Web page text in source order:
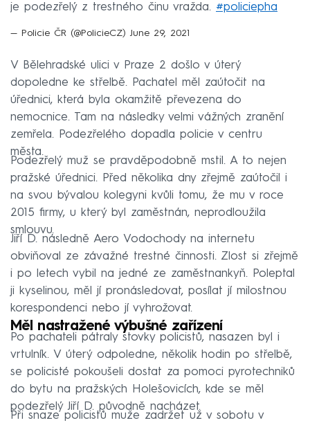
je podezřelý z trestného činu vražda. #policiepha
— Policie ČR (@PolicieCZ) June 29, 2021
V Bělehradské ulici v Praze 2 došlo v úterý
dopoledne ke střelbě. Pachatel měl zaútočit na
úřednici, která byla okamžitě převezena do
nemocnice. Tam na následky velmi vážných zranění
zemřela. Podezřelého dopadla policie v centru
města.
Podezřelý muž se pravděpodobně mstil. A to nejen
pražské úřednici. Před několika dny zřejmě zaútočil i
na svou bývalou kolegyni kvůli tomu, že mu v roce
2015 firmy, u který byl zaměstnán, neprodloužila
smlouvu.
Jiří D. následně Aero Vodochody na internetu
obviňoval ze závažné trestné činnosti. Zlost si zřejmě
i po letech vybil na jedné ze zaměstnankyň. Poleptal
ji kyselinou, měl jí pronásledovat, posílat jí milostnou
korespondenci nebo jí vyhrožovat.
Měl nastražené výbušné zařízení
Po pachateli pátraly stovky policistů, nasazen byl i
vrtulník. V úterý odpoledne, několik hodin po střelbě,
se policisté pokoušeli dostat za pomoci pyrotechniků
do bytu na pražských Holešovicích, kde se měl
podezřelý Jiří D. původně nacházet.
Při snaze policistů muže zadržet už v sobotu v